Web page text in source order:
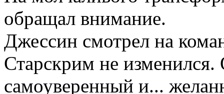
обращал внимание.
Джессин смотрел на
Старскрим не
самоуверенный и...